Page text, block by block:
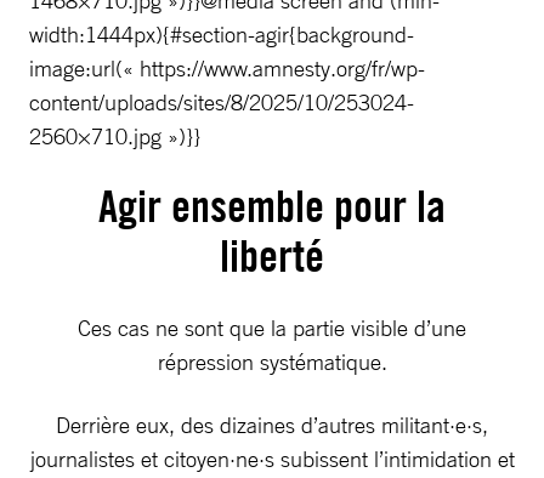
width:1444px){#section-agir{background-
image:url(« https://www.amnesty.org/fr/wp-
content/uploads/sites/8/2025/10/253024-
2560×710.jpg »)}}
Agir ensemble pour la
liberté
Ces cas ne sont que la partie visible d’une
répression systématique.
Derrière eux, des dizaines d’autres militant·e·s,
journalistes et citoyen·ne·s subissent l’intimidation et